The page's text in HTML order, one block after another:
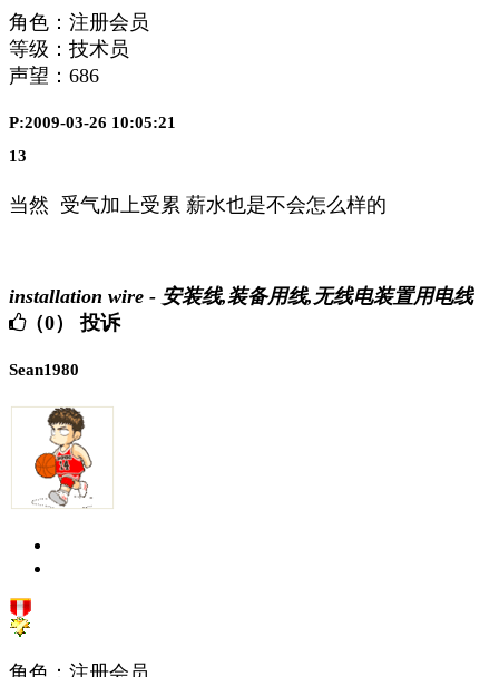
角色：注册会员
等级：技术员
声望： 686
P:2009-03-26 10:05:21
13
当然 受气加上受累 薪水也是不会怎么样的
installation wire - 安装线,装备用线,无线电装置用电线
（0）
投诉
Sean1980